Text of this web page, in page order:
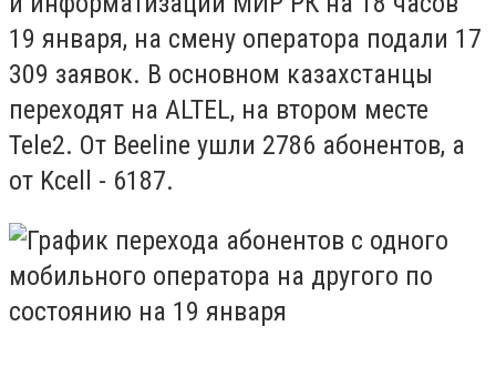
19 января, на смену оператора подали 17
309 заявок. В основном казахстанцы
переходят на ALTEL, на втором месте
Tele2. От Beeline ушли 2786 абонентов, а
от Kcell - 6187.